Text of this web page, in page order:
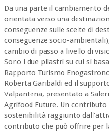
Da una parte il cambiamento
orientata verso una
conseguenze sulle scelte di
conseguenze socio-
cambio di passo a livello di
Sono i due pilastri su cui si
Rapporto Turismo
Roberta Garibaldi ed il
Valpantena, presentato a
Agrifood Future. Un
sostenibilità raggiunto
contributo che può offrire per